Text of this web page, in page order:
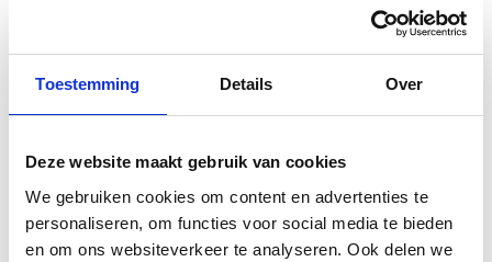
Toestemming Details Over
Deze website maakt gebruik van cookies
We gebruiken cookies om content en advertenties te
personaliseren, om functies voor social media te bieden
en om ons websiteverkeer te analyseren. Ook delen we